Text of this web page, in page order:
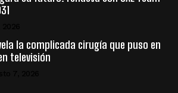
la complicada cirugía que puso en
televisión